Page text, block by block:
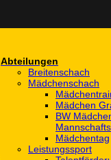
Abteilungen
Breitenschach
Mädchenschach
Mädchen
BW
Mädchentag
Leistungssport